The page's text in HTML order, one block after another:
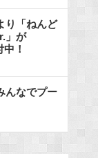
り「ねんど
」が
！
んなでプー